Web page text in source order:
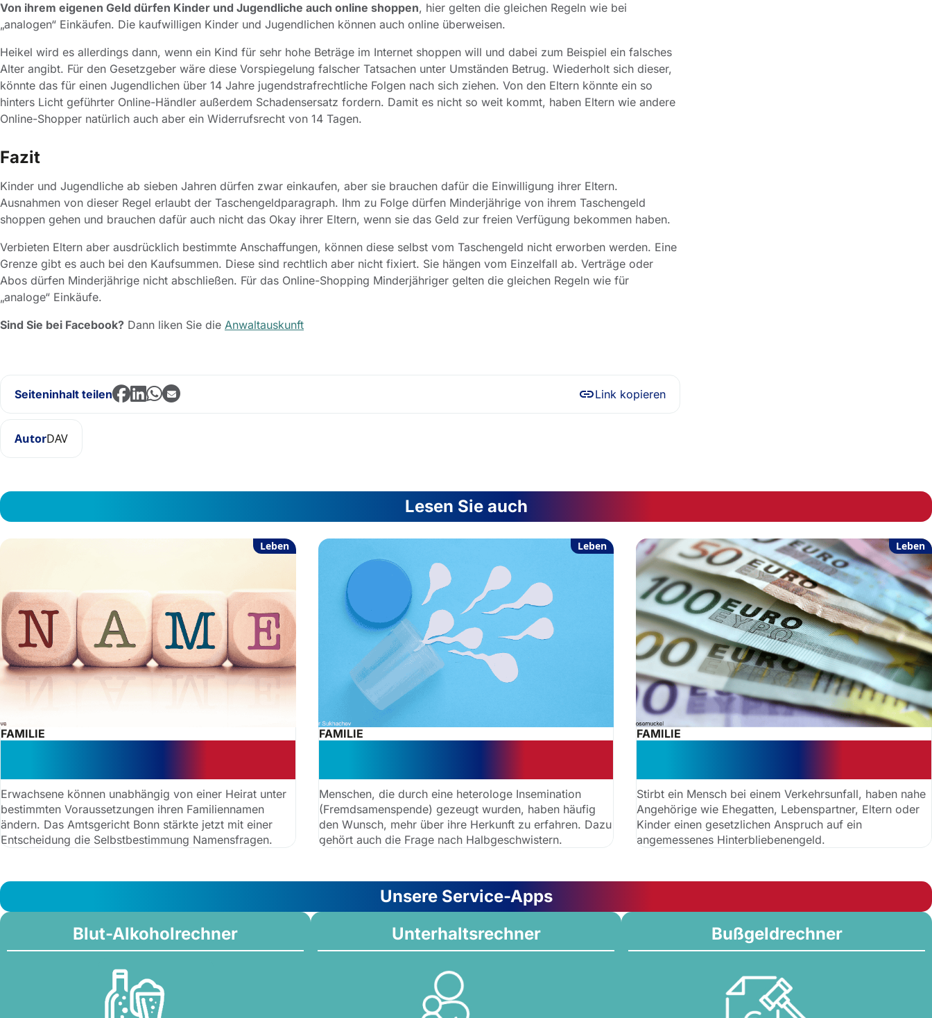
Von ihrem eigenen Geld dürfen Kinder und Jugendliche auch online shoppen, hier gelten die gleichen Regeln wie bei
„analogen“ Einkäufen. Die kaufwilligen Kinder und Jugendlichen können auch online überweisen.
Heikel wird es allerdings dann, wenn ein Kind für sehr hohe Beträge im Internet shoppen will und dabei zum Beispiel ein falsches
Alter angibt. Für den Gesetzgeber wäre diese Vorspiegelung falscher Tatsachen unter Umständen Betrug. Wiederholt sich dieser,
könnte das für einen Jugendlichen über 14 Jahre jugendstrafrechtliche Folgen nach sich ziehen. Von den Eltern könnte ein so
hinters Licht geführter Online-Händler außerdem Schadensersatz fordern. Damit es nicht so weit kommt, haben Eltern wie andere
Online-Shopper natürlich auch aber ein Widerrufsrecht von 14 Tagen.
Fazit
Kinder und Jugendliche ab sieben Jahren dürfen zwar einkaufen, aber sie brauchen dafür die Einwilligung ihrer Eltern.
Ausnahmen von dieser Regel erlaubt der Taschengeldparagraph. Ihm zu Folge dürfen Minderjährige von ihrem Taschengeld
shoppen gehen und brauchen dafür auch nicht das Okay ihrer Eltern, wenn sie das Geld zur freien Verfügung bekommen haben.
Verbieten Eltern aber ausdrücklich bestimmte Anschaffungen, können diese selbst vom Taschengeld nicht erworben werden. Eine
Grenze gibt es auch bei den Kaufsummen. Diese sind rechtlich aber nicht fixiert. Sie hängen vom Einzelfall ab. Verträge oder
Abos dürfen Minderjährige nicht abschließen. Für das Online-Shopping Minderjähriger gelten die gleichen Regeln wie für
„analoge“ Einkäufe.
Sind Sie bei Facebook? Dann liken Sie die Anwaltauskunft
Seiteninhalt teilen Link kopieren
AutorDAV
Lesen Sie auch
Leben
FAMILIE
Erwachsene können unabhängig von einer Heirat unter
bestimmten Voraussetzungen ihren Familiennamen
ändern. Das Amtsgericht Bonn stärkte jetzt mit einer
Entscheidung die Selbstbestimmung Namensfragen.
Leben
FAMILIE
Menschen, die durch eine heterologe Insemination
(Fremdsamenspende) gezeugt wurden, haben häufig
den Wunsch, mehr über ihre Herkunft zu erfahren. Dazu
gehört auch die Frage nach Halbgeschwistern.
Leben
FAMILIE
Stirbt ein Mensch bei einem Verkehrsunfall, haben nahe
Angehörige wie Ehegatten, Lebenspartner, Eltern oder
Kinder einen gesetzlichen Anspruch auf ein
angemessenes Hinterbliebenengeld.
Unsere Service-Apps
Blut-Alkoholrechner
Unterhaltsrechner Bußgeldrechner